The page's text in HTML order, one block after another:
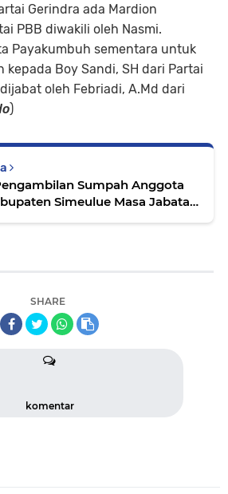
Gerindra ada Mardion
PBB diwakili oleh Nasmi.
Payakumbuh sementara untuk
kepada Boy Sandi, SH dari Partai
oleh Febriadi, A.Md dari
)
Sumpah Anggota
SHARE
komentar